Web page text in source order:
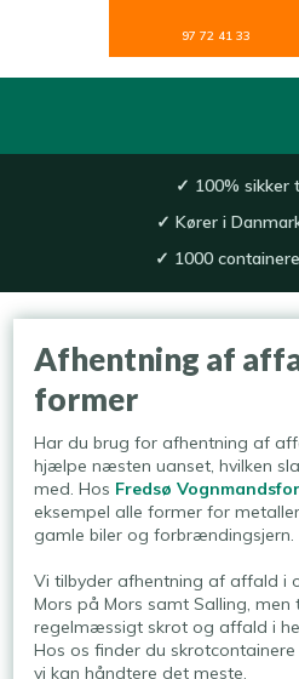
97 72 41 33
✓ 100% sikker
✓ Kører i
✓ 1000
Afhentning af
former
Har du brug for afhentning af
hjælpe næsten uanset, hvilken
med. Hos Fredsø
eksempel alle former for
gamle biler og forbrændingsjern.
Vi tilbyder afhentning af affald i
Mors på Mors samt Salling,
regelmæssigt skrot og affald i
Hos os finder du
vi kan håndtere det meste.